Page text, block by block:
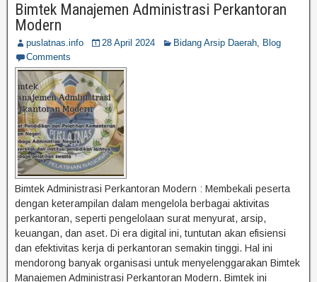
Bimtek Manajemen Administrasi Perkantoran
Modern
puslatnas.info 28 April 2024 Bidang Arsip Daerah, Blog
Comments
Bimtek Administrasi Perkantoran Modern : Membekali peserta
dengan keterampilan dalam mengelola berbagai aktivitas
perkantoran, seperti pengelolaan surat menyurat, arsip,
keuangan, dan aset. Di era digital ini, tuntutan akan efisiensi
dan efektivitas kerja di perkantoran semakin tinggi. Hal ini
mendorong banyak organisasi untuk menyelenggarakan Bimtek
Manajemen Administrasi Perkantoran Modern. Bimtek ini